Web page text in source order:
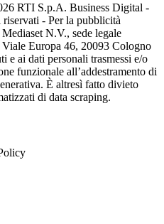
RTI S.p.A. Business Digital -
- Per la pubblicità
N.V., sede legale
Europa 46, 20093 Cologno
e ai dati personali trasmessi e/o
funzionale all’addestramento di
È altresì fatto divieto
di data scraping.